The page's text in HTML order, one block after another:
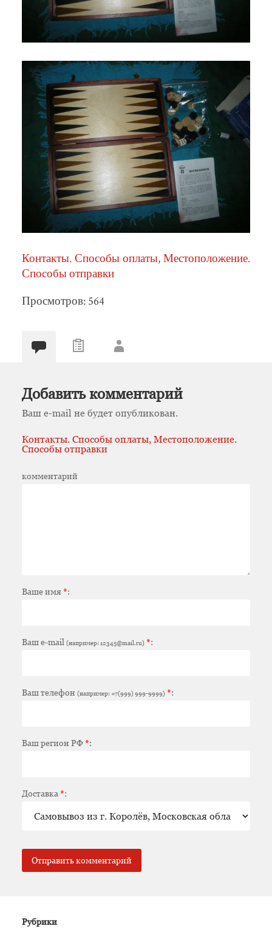
Контакты. Способы оплаты, Местоположение.
Способы отправки
Просмотров: 564
Добавить комментарий
Ваш e-mail не будет опубликован.
Контакты. Способы оплаты, Местоположение.
Способы отправки
комментарий
Ваше имя*:
Ваш e-mail (например: 12345@mail.ru) *:
Ваш телефон (например: +7(999) 999-9999) *:
Ваш регион РФ*:
Доставка *:
Рубрики